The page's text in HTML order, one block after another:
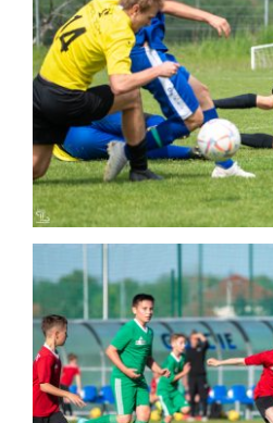
2024-05-11 STS
Goszcz,
Mecz
2024-05-09
Wrocławskie – Sokół
(7:0)